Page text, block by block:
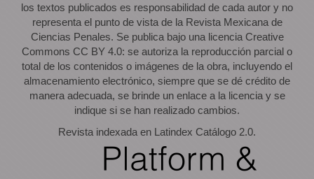
los textos publicados es responsabilidad de cada autor y no
representa el punto de vista de la Revista Mexicana de
Ciencias Penales. Se publica bajo una licencia Creative
Commons CC BY 4.0: se autoriza la reproducción parcial o
total de los contenidos o imágenes de la obra, incluyendo el
almacenamiento electrónico, siempre que se dé crédito de
manera adecuada, se brinde un enlace a la licencia y se
indique si se han realizado cambios.
Revista indexada en Latindex Catálogo 2.0.